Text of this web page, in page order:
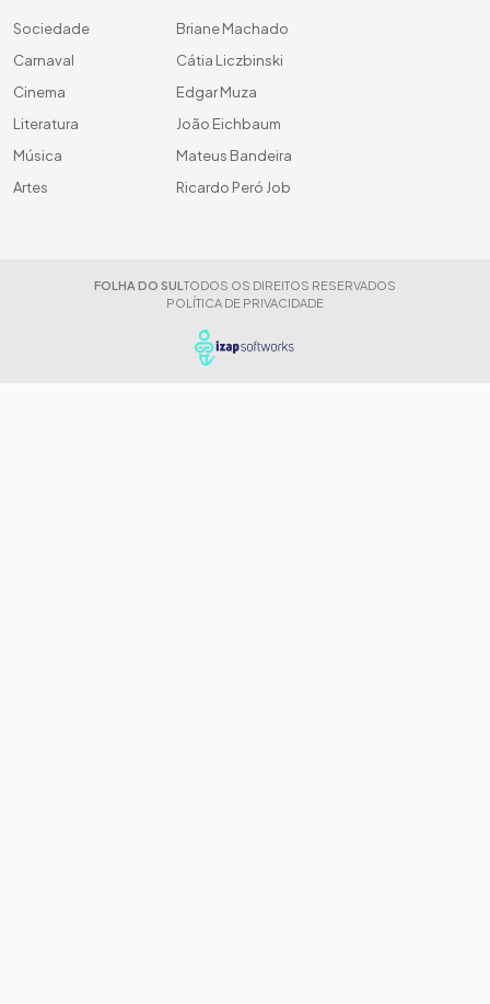
Sociedade
Carnaval
Cinema
Literatura
Música
Artes
Briane Machado
Cátia Liczbinski
Edgar Muza
João Eichbaum
Mateus Bandeira
Ricardo Peró Job
FOLHA DO SUL TODOS OS DIREITOS RESERVADOS
POLÍTICA DE PRIVACIDADE